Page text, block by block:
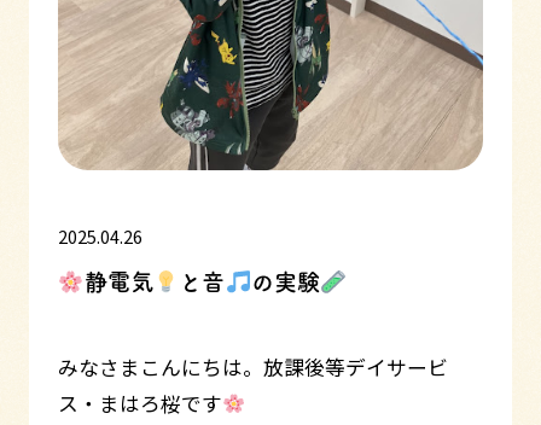
2025.04.26
静電気 と音 の実験
みなさまこんにちは。放課後等デイサービ
ス・まはろ桜です